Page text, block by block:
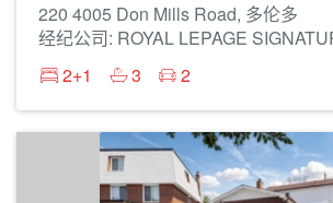
220 4005 Don Mills Road, 多伦多
经纪公司: ROYAL LEPAGE
2+1
3 2